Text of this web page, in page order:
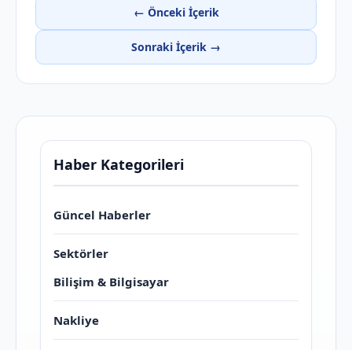
← Önceki İçerik
Sonraki İçerik →
Haber Kategorileri
Güncel Haberler
Sektörler
Bilişim & Bilgisayar
Nakliye